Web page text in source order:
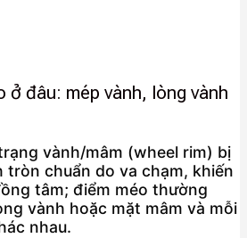
ở đâu: mép vành, lòng vành
vành/mâm (wheel rim) bị
tròn chuẩn do va chạm, khiến
tâm; điểm méo thường
vành hoặc mặt mâm và mỗi
nhau.